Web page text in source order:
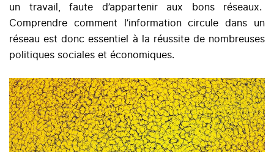
un travail, faute d’appartenir aux bons réseaux.
Comprendre comment l’information circule dans un
réseau est donc essentiel à la réussite de nombreuses
politiques sociales et économiques.